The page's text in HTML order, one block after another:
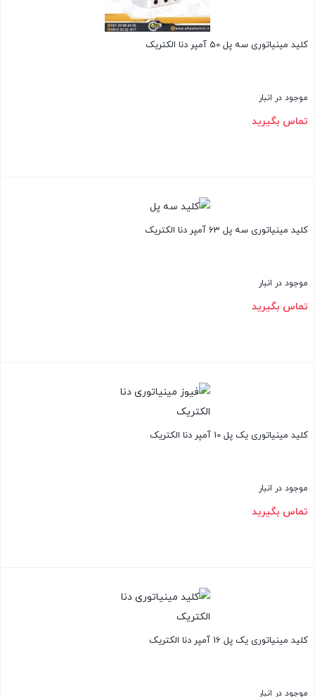
کلید مینیاتوری سه پل 50 آمپر دنا الکتریک
موجود در انبار
تماس بگیرید
کلید مینیاتوری سه پل 63 آمپر دنا الکتریک
موجود در انبار
تماس بگیرید
کلید مینیاتوری یک پل 10 آمپر دنا الکتریک
موجود در انبار
تماس بگیرید
کلید مینیاتوری یک پل 16 آمپر دنا الکتریک
موجود در انبار